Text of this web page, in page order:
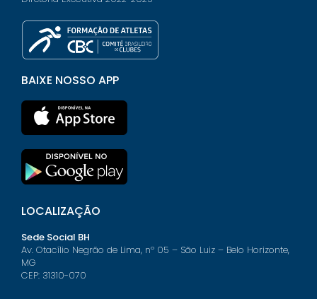
BAIXE NOSSO APP
LOCALIZAÇÃO
Sede Social BH
Av. Otacílio Negrão de Lima, nº 05 – São Luiz – Belo Horizonte,
MG
CEP: 31310-070